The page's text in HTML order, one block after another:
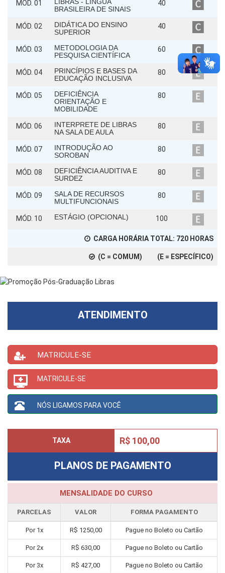
MÓD. 01
LIBRAS - LÍNGUA
BRASILEIRA DE SINAIS
40
MÓD. 02
DIDÁTICA DO ENSINO
SUPERIOR
40
MÓD. 03
METODOLOGIA DA
PESQUISA CIENTÍFICA
60
MÓD. 04
PRINCÍPIOS E BASES DA
EDUCAÇÃO INCLUSIVA
80
MÓD. 05
DEFICIÊNCIA
ORIENTAÇÃO E
MOBILIDADE
80
MÓD. 06
INTERPRETE DE LIBRAS
NA SALA DE AULA
80
MÓD. 07
INTRODUÇÃO AO
SOROBAN
80
MÓD. 08
DEFICIÊNCIA AUDITIVA E
SURDEZ
80
MÓD. 09
SALA DE RECURSOS
MULTIFUNCIONAIS
80
MÓD. 10 ESTÁGIO (OPCIONAL) 100
CARGA HORÁRIA TOTAL: 720 HORAS
(C = COMUM) (E = ESPECÍFICO)
ATENDIMENTO
MATRICULE-SE
MATRICULE-SE
NÓS LIGAMOS PARA VOCÊ
TAXA R$ 100,00
PLANOS DE PAGAMENTO
MENSALIDADE DO CURSO
PARCELAS VALOR FORMA PAGAMENTO
Por 1x R$ 1250,00 Pague no Boleto ou Cartão
Por 2x R$ 630,00 Pague no Boleto ou Cartão
Por 3x R$ 427,00 Pague no Boleto ou Cartão